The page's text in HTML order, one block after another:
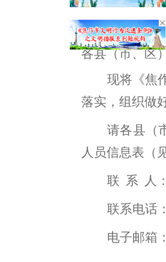
各县（市、区
现将《焦
落实 ， 组织做
请各县（
人员信息表 （
联 系 人
联系电话：
电子邮箱：